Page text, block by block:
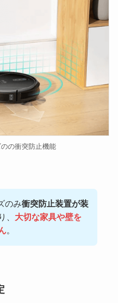
の衝突防止機能
のみ衝突防止装置が装
、 大切な家具や壁を
。